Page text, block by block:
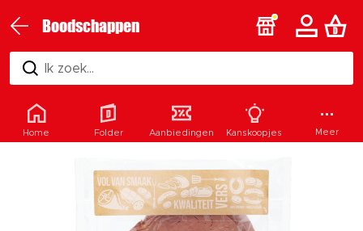
Boodschappen
Ik zoek...
Home Folder Aanbiedingen Kanskoopjes Meer